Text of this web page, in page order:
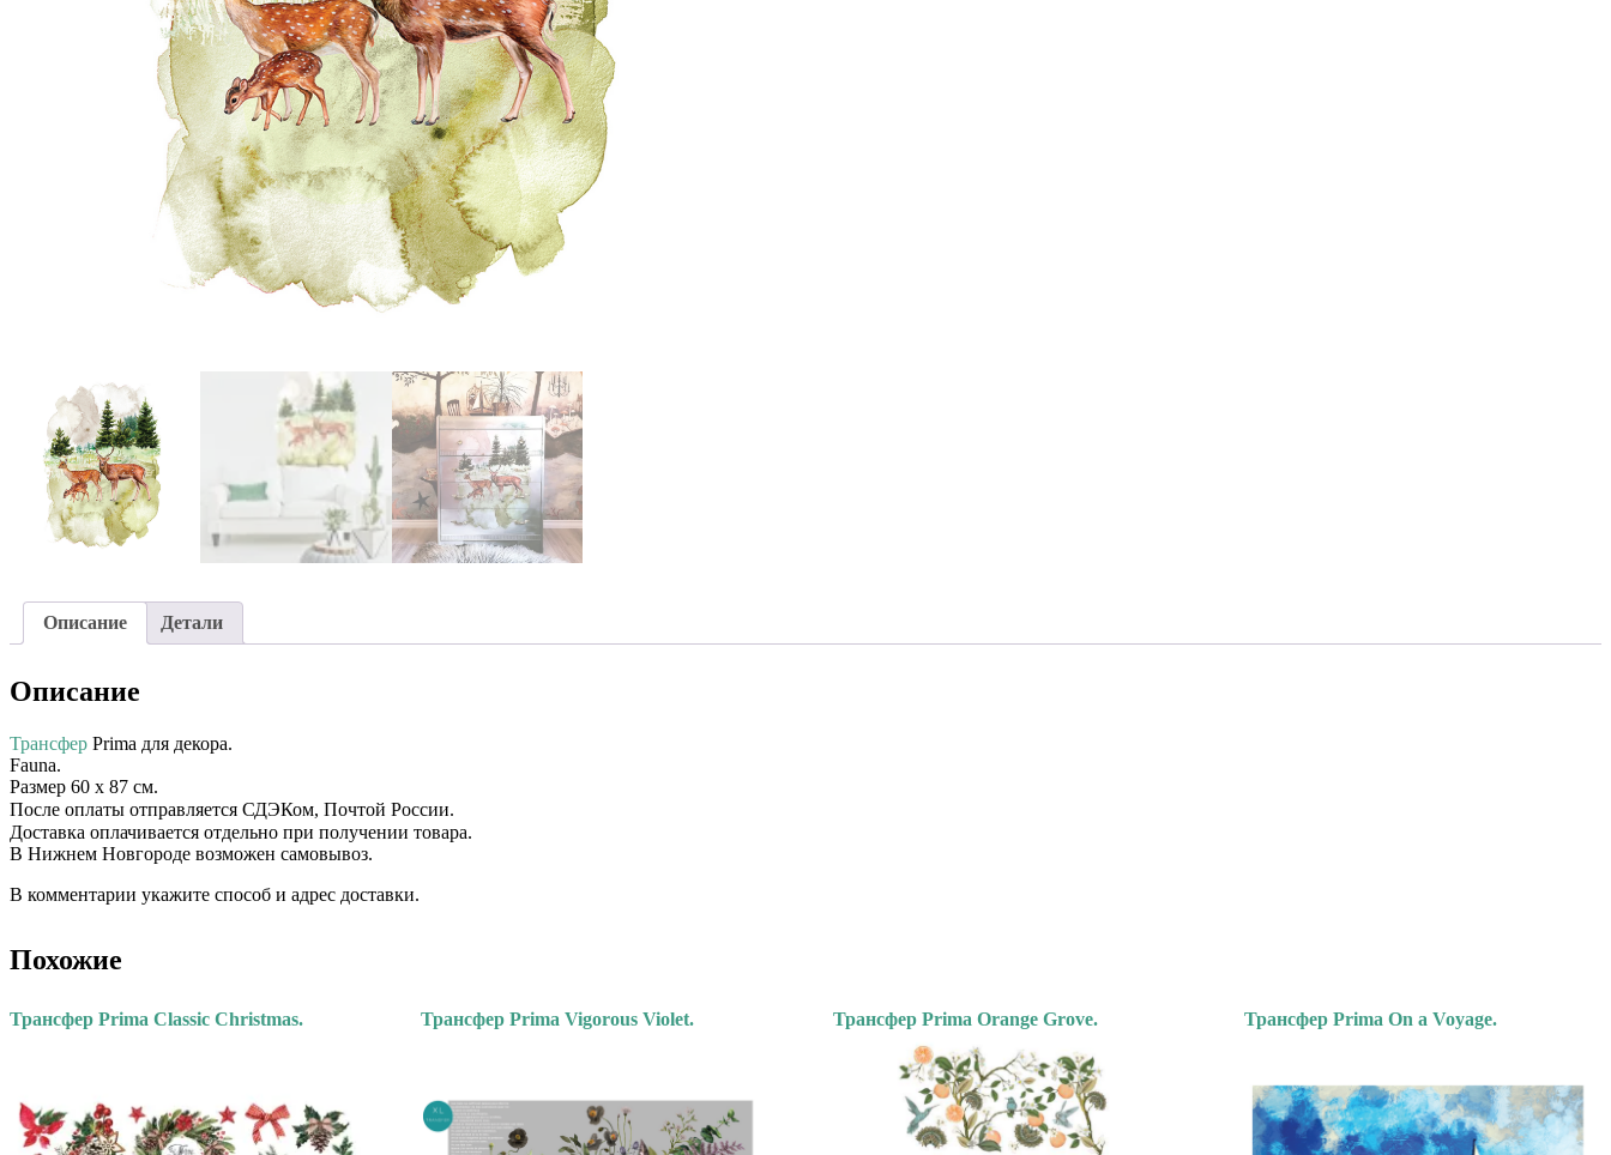
Описание Детали
Описание
Трансфер Prima для декора. ⠀⠀
Fauna.
Размер 60 х 87 см.
После оплаты отправляется СДЭКом, Почтой России. ⠀⠀
Доставка оплачивается отдельно при получении товара. ⠀⠀
В Нижнем Новгороде возможен самовывоз.
В комментарии укажите способ и адрес доставки.
Похожие
Трансфер Prima Classic Christmas. Трансфер Prima Vigorous Violet. Трансфер Prima Orange Grove. Трансфер Prima On a Voyage.